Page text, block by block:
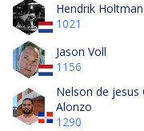
Hendrik Holtman
1021
Jason Voll
1156
Nelson de jesus
Alonzo
1290